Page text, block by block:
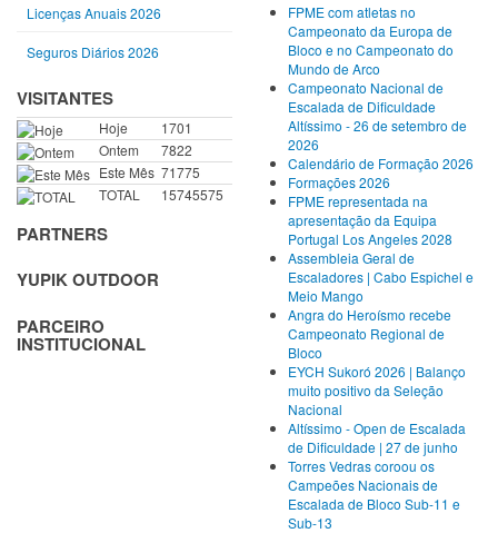
Licenças Anuais 2026
Seguros Diários 2026
VISITANTES
Hoje
1701
Ontem
7822
Este Mês 71775
TOTAL
15745575
PARTNERS
YUPIK OUTDOOR
PARCEIRO
INSTITUCIONAL
FPME com atletas no
Campeonato da Europa de
Bloco e no Campeonato do
Mundo de Arco
Campeonato Nacional de
Escalada de Dificuldade
Altíssimo - 26 de setembro de
2026
Calendário de Formação 2026
Formações 2026
FPME representada na
apresentação da Equipa
Portugal Los Angeles 2028
Assembleia Geral de
Escaladores | Cabo Espichel e
Meio Mango
Angra do Heroísmo recebe
Campeonato Regional de
Bloco
EYCH Sukoró 2026 | Balanço
muito positivo da Seleção
Nacional
Altíssimo - Open de Escalada
de Dificuldade | 27 de junho
Torres Vedras coroou os
Campeões Nacionais de
Escalada de Bloco Sub-11 e
Sub-13